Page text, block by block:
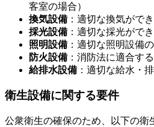
客室の場合）
換気設備 ：適切な換気がで
採光設備 ：適切な採光がで
照明設備 ：適切な照明設備
防火設備 ：消防法に適合す
給排水設備 ：適切な給水・
衛生設備に関する要件
公衆衛生の確保のため、以下の衛